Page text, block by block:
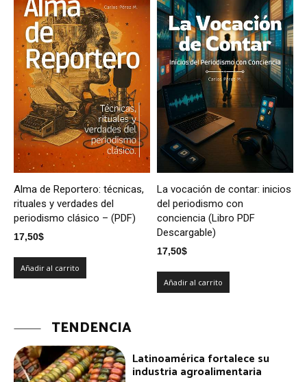
Alma de Reportero: técnicas,
rituales y verdades del
periodismo clásico – (PDF)
17,50$
Añadir al carrito
La vocación de contar: inicios
del periodismo con
conciencia (Libro PDF
Descargable)
17,50$
Añadir al carrito
TENDENCIA
Latinoamérica fortalece su
industria agroalimentaria